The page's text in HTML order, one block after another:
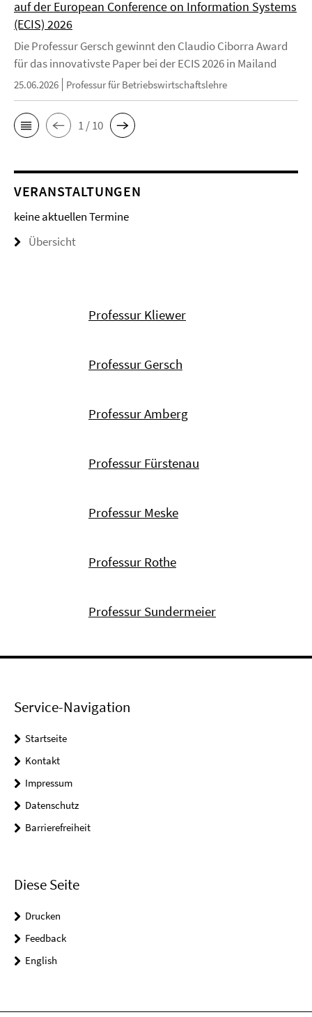
auf der European Conference on Information Systems
(ECIS) 2026
Die Professur Gersch gewinnt den Claudio Ciborra Award
für das innovativste Paper bei der ECIS 2026 in Mailand
25.06.2026 Professur für Betriebswirtschaftslehre
1 / 10
VERANSTALTUNGEN
keine aktuellen Termine
Übersicht
Professur Kliewer
Professur Gersch
Professur Amberg
Professur Fürstenau
Professur Meske
Professur Rothe
Professur Sundermeier
Service-Navigation
Startseite
Kontakt
Impressum
Datenschutz
Barrierefreiheit
Diese Seite
Drucken
Feedback
English